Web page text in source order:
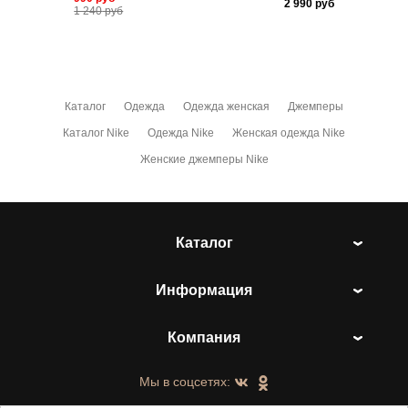
1 240руб
2 990 руб
Каталог Одежда Одежда женская Джемперы
Каталог Nike Одежда Nike Женская одежда Nike
Женские джемперы Nike
Каталог
Информация
Компания
Мы в соцсетях: